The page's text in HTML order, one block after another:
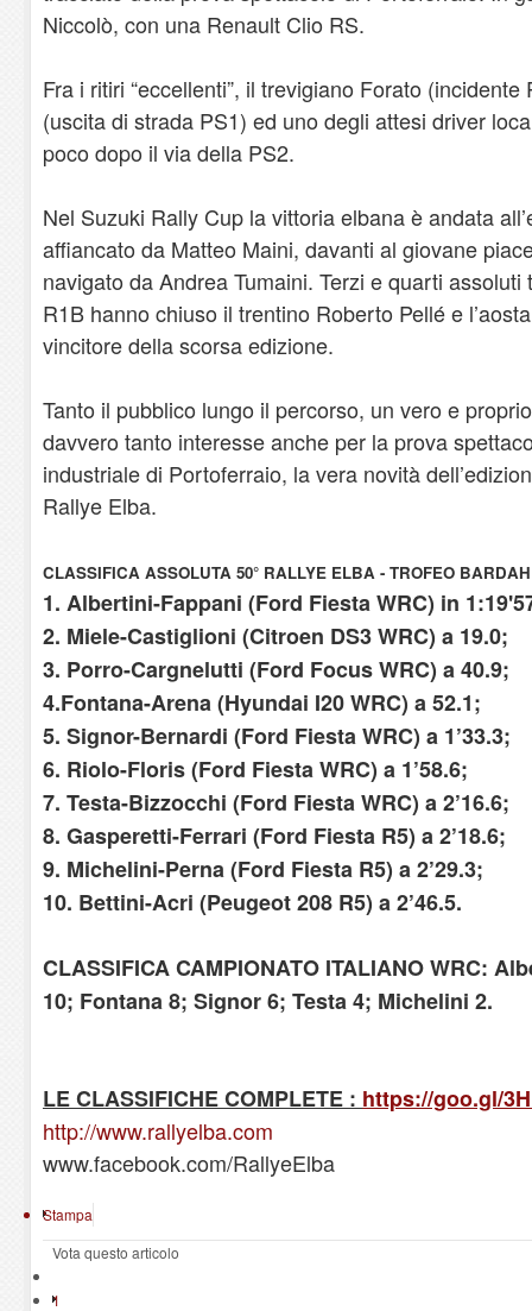
Niccolò, con una Renault Clio RS.
Fra i ritiri “eccellenti”, il trevigiano Forato
(uscita di strada PS1) ed uno degli attesi driver
poco dopo il via della PS2.
Nel Suzuki Rally Cup la vittoria elbana è andata
affiancato da Matteo Maini, davanti al giovane
navigato da Andrea Tumaini. Terzi e quarti
R1B hanno chiuso il trentino Roberto Pellé e
vincitore della scorsa edizione.
Tanto il pubblico lungo il percorso, un vero e
davvero tanto interesse anche per la prova
industriale di Portoferraio, la vera novità
Rallye Elba.
CLASSIFICA ASSOLUTA 50° RALLYE ELBA - TROFEO
1. Albertini-Fappani (Ford Fiesta WRC) in
2. Miele-Castiglioni (Citroen DS3 WRC) a 19.0;
3. Porro-Cargnelutti (Ford Focus WRC) a 40.9;
4.Fontana-Arena (Hyundai I20 WRC) a 52.1;
5. Signor-Bernardi (Ford Fiesta WRC) a 1’33.3;
6. Riolo-Floris (Ford Fiesta WRC) a 1’58.6;
7. Testa-Bizzocchi (Ford Fiesta WRC) a 2’16.6;
8. Gasperetti-Ferrari (Ford Fiesta R5) a 2’18.6;
9. Michelini-Perna (Ford Fiesta R5) a 2’29.3;
10. Bettini-Acri (Peugeot 208 R5) a 2’46.5.
CLASSIFICA CAMPIONATO ITALIANO WRC:
10; Fontana 8; Signor 6; Testa 4; Michelini 2.
LE CLASSIFICHE COMPLETE : https://goo.gl/
http://www.rallyelba.com
www.facebook.com/RallyeElba
Stampa
Vota questo articolo
1